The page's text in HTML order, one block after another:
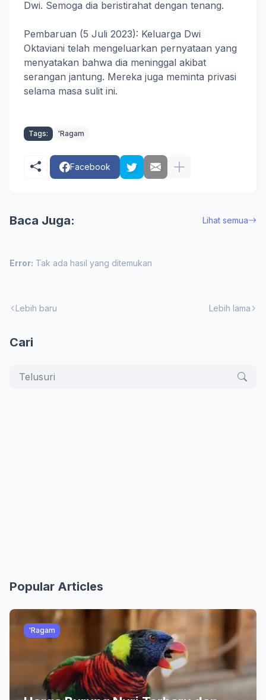
Dwi. Semoga dia beristirahat dengan tenang.
Pembaruan (5 Juli 2023): Keluarga Dwi
Oktaviani telah mengeluarkan pernyataan yang
menyatakan bahwa dia meninggal akibat
serangan jantung. Mereka juga meminta privasi
selama masa sulit ini.
Tags: 'Ragam
Facebook
Baca Juga: Lihat semua
Error: Tak ada hasil yang ditemukan
Lebih baru Lebih lama
Cari
Popular Articles
'Ragam